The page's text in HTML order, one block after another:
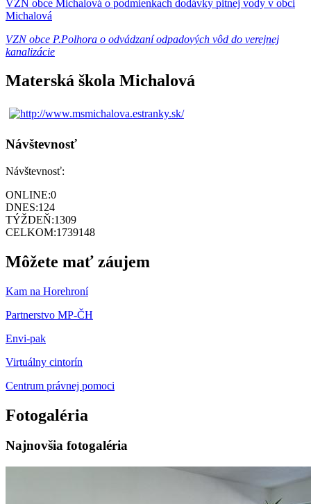
VZN obce Michalová o podmienkach dodávky pitnej vody v obci
Michalová
VZN obce P.Polhora o odvádzaní odpadových vôd do verejnej
kanalizácie
Materská škola Michalová
Návštevnosť
Návštevnosť:
ONLINE:0
DNES:124
TÝŽDEŇ:1309
CELKOM:1739148
Môžete mať záujem
Kam na Horehroní
Partnerstvo MP-ČH
Envi-pak
Virtuálny cintorín
Centrum právnej pomoci
Fotogaléria
Najnovšia fotogaléria